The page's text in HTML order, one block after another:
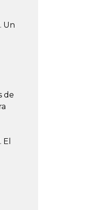
. Un
de